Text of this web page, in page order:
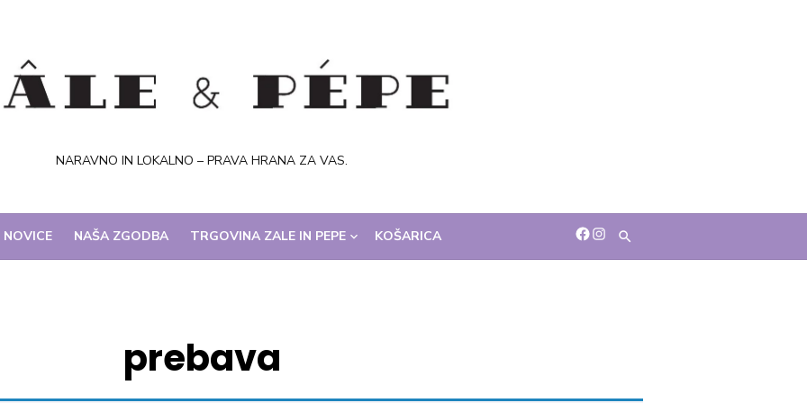
NARAVNO IN LOKALNO – PRAVA HRANA ZA VAS.
NOVICE NAŠA ZGODBA TRGOVINA ZALE IN PEPE KOŠARICA facebookInstagram
prebava